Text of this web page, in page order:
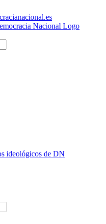
ideológicos de DN